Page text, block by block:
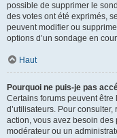
possible de supprimer le
des votes ont été exprimés,
peuvent modifier ou
options d’un sondage en
Haut
Pourquoi ne puis-je pas
Certains forums peuvent
d’utilisateurs. Pour
action, vous avez besoin
modérateur ou un